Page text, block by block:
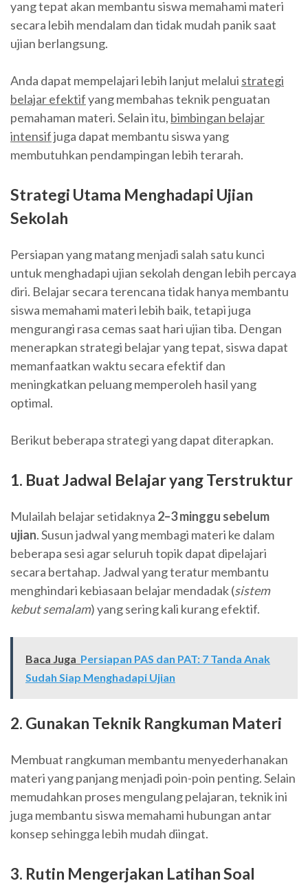
yang tepat akan membantu siswa memahami materi
secara lebih mendalam dan tidak mudah panik saat
ujian berlangsung.
Anda dapat mempelajari lebih lanjut melalui strategi
belajar efektifyang membahas teknik penguatan
pemahaman materi. Selain itu, bimbingan belajar
intensifjuga dapat membantu siswa yang
membutuhkan pendampingan lebih terarah.
Strategi Utama Menghadapi Ujian
Sekolah
Persiapan yang matang menjadi salah satu kunci
untuk menghadapi ujian sekolah dengan lebih percaya
diri. Belajar secara terencana tidak hanya membantu
siswa memahami materi lebih baik, tetapi juga
mengurangi rasa cemas saat hari ujian tiba. Dengan
menerapkan strategi belajar yang tepat, siswa dapat
memanfaatkan waktu secara efektif dan
meningkatkan peluang memperoleh hasil yang
optimal.
Berikut beberapa strategi yang dapat diterapkan.
1. Buat Jadwal Belajar yang Terstruktur
Mulailah belajar setidaknya 2–3 minggu sebelum
ujian. Susun jadwal yang membagi materi ke dalam
beberapa sesi agar seluruh topik dapat dipelajari
secara bertahap. Jadwal yang teratur membantu
menghindari kebiasaan belajar mendadak (sistem
kebut semalam) yang sering kali kurang efektif.
Baca Juga Persiapan PAS dan PAT: 7 Tanda Anak
Sudah Siap Menghadapi Ujian
2. Gunakan Teknik Rangkuman Materi
Membuat rangkuman membantu menyederhanakan
materi yang panjang menjadi poin-poin penting. Selain
memudahkan proses mengulang pelajaran, teknik ini
juga membantu siswa memahami hubungan antar
konsep sehingga lebih mudah diingat.
3. Rutin Mengerjakan Latihan Soal